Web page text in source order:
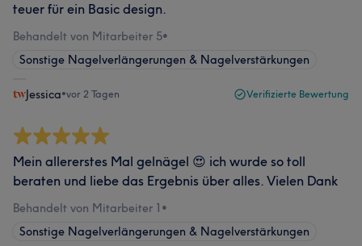
teuer für ein Basic design.
Behandelt von Mitarbeiter 5•
Sonstige Nagelverlängerungen & Nagelverstärkungen
Jessica•vor 2 Tagen Verifizierte Bewertung
Mein allererstes Mal gelnägel 😍 ich wurde so toll
beraten und liebe das Ergebnis über alles. Vielen Dank
Behandelt von Mitarbeiter 1 •
Sonstige Nagelverlängerungen & Nagelverstärkungen